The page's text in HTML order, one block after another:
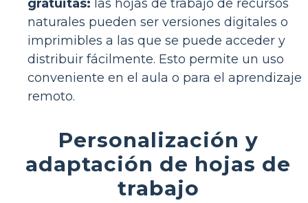
gratuitas: las hojas de trabajo de recursos
naturales pueden ser versiones digitales o
imprimibles a las que se puede acceder y
distribuir fácilmente. Esto permite un uso
conveniente en el aula o para el aprendizaje
remoto.
Personalización y
adaptación de hojas de
trabajo